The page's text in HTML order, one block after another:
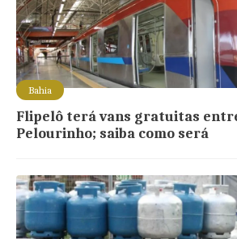
Bahia
Flipelô terá vans gratuitas
Pelourinho; saiba como será